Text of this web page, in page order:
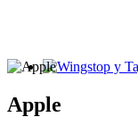
Apple